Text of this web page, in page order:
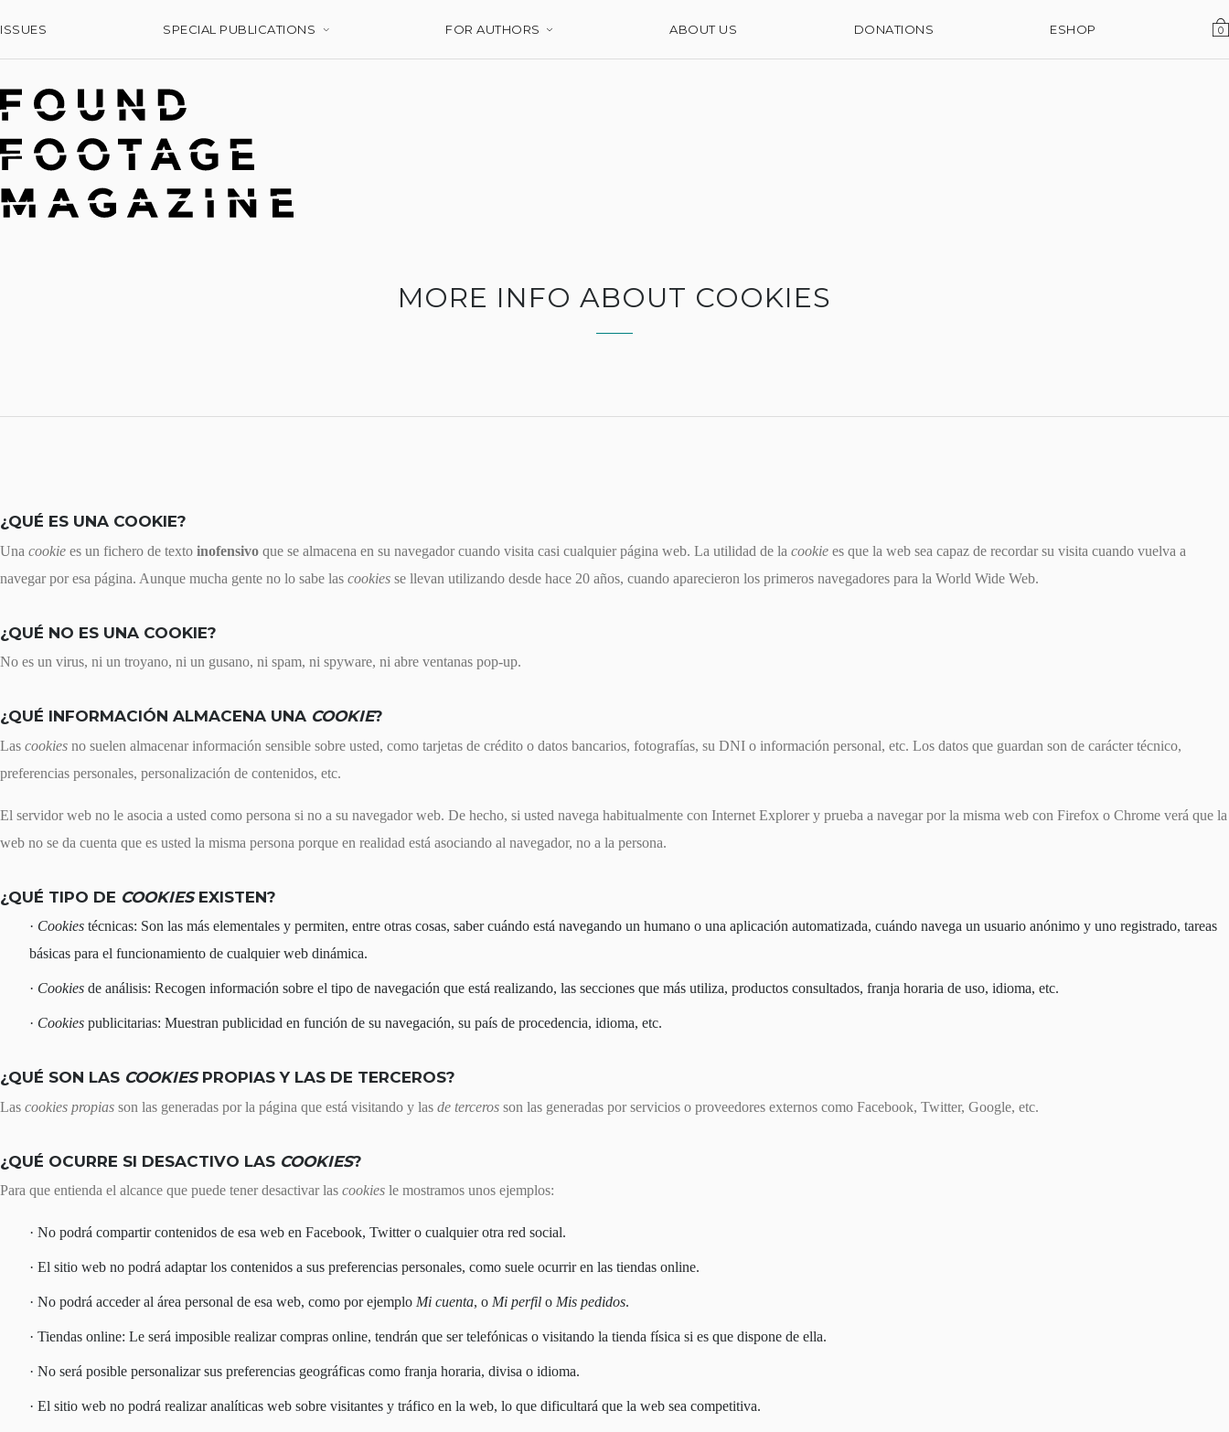
ISSUES SPECIAL PUBLICATIONS FOR AUTHORS ABOUT US DONATIONS ESHOP 0
MORE INFO ABOUT COOKIES
¿QUÉ ES UNA COOKIE?
Una cookie es un fichero de texto inofensivo que se almacena en su navegador cuando visita casi cualquier página web. La utilidad de la cookie es que la web sea capaz de recordar su visita cuando vuelva a
navegar por esa página. Aunque mucha gente no lo sabe las cookies se llevan utilizando desde hace 20 años, cuando aparecieron los primeros navegadores para la World Wide Web.
¿QUÉ NO ES UNA COOKIE?
No es un virus, ni un troyano, ni un gusano, ni spam, ni spyware, ni abre ventanas pop-up.
¿QUÉ INFORMACIÓN ALMACENA UNA COOKIE?
Las cookies no suelen almacenar información sensible sobre usted, como tarjetas de crédito o datos bancarios, fotografías, su DNI o información personal, etc. Los datos que guardan son de carácter técnico,
preferencias personales, personalización de contenidos, etc.
El servidor web no le asocia a usted como persona si no a su navegador web. De hecho, si usted navega habitualmente con Internet Explorer y prueba a navegar por la misma web con Firefox o Chrome verá que la
web no se da cuenta que es usted la misma persona porque en realidad está asociando al navegador, no a la persona.
¿QUÉ TIPO DE COOKIESEXISTEN?
Cookies técnicas: Son las más elementales y permiten, entre otras cosas, saber cuándo está navegando un humano o una aplicación automatizada, cuándo navega un usuario anónimo y uno registrado, tareas
básicas para el funcionamiento de cualquier web dinámica.
Cookies de análisis: Recogen información sobre el tipo de navegación que está realizando, las secciones que más utiliza, productos consultados, franja horaria de uso, idioma, etc.
Cookies publicitarias: Muestran publicidad en función de su navegación, su país de procedencia, idioma, etc.
¿QUÉ SON LAS COOKIESPROPIAS Y LAS DE TERCEROS?
Las cookies propias son las generadas por la página que está visitando y las de terceros son las generadas por servicios o proveedores externos como Facebook, Twitter, Google, etc.
¿QUÉ OCURRE SI DESACTIVO LAS COOKIES?
Para que entienda el alcance que puede tener desactivar las cookies le mostramos unos ejemplos:
No podrá compartir contenidos de esa web en Facebook, Twitter o cualquier otra red social.
El sitio web no podrá adaptar los contenidos a sus preferencias personales, como suele ocurrir en las tiendas online.
No podrá acceder al área personal de esa web, como por ejemplo Mi cuenta, o Mi perfil o Mis pedidos.
Tiendas online: Le será imposible realizar compras online, tendrán que ser telefónicas o visitando la tienda física si es que dispone de ella.
No será posible personalizar sus preferencias geográficas como franja horaria, divisa o idioma.
El sitio web no podrá realizar analíticas web sobre visitantes y tráfico en la web, lo que dificultará que la web sea competitiva.